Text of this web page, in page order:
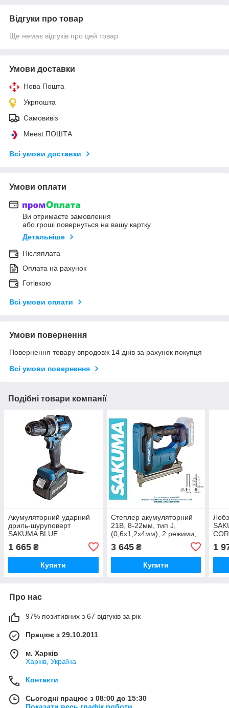
Відгуки про товар
Ще немає відгуків про цей товар
Умови доставки
Нова Пошта
Укрпошта
Самовивіз
Meest ПОШТА
Всі умови доставки
Умови оплати
Ви отримаєте замовлення
або гроші повернуться на вашу картку
Детальніше
Післяплата
Оплата на рахунок
Готівкою
Всі умови оплати
Умови повернення
Повернення товару впродовж 14 днів за рахунок покупця
Всі умови повернення
Подібні товари компанії
Акумуляторний ударний
дриль-шуруповерт
SAKUMA BLUE
(21В, 55Нм, ударний,
безщітковий, зарядне та 2
1 665 ₴
Купити
Степлер акумуляторний
21В, 8-22мм, тип J,
(0,6х1,2х4мм), 2 режими,
без ЗП та АКБ, SAKUMA
CNG2221B-CORE
3 645₴
Купити
1
Про нас
97% позитивних з 67 відгуків за рік
Працює з 29.10.2011
м. Харків
Харків, Україна
Контакти
Сьогодні працює з 08:00 до 15:30